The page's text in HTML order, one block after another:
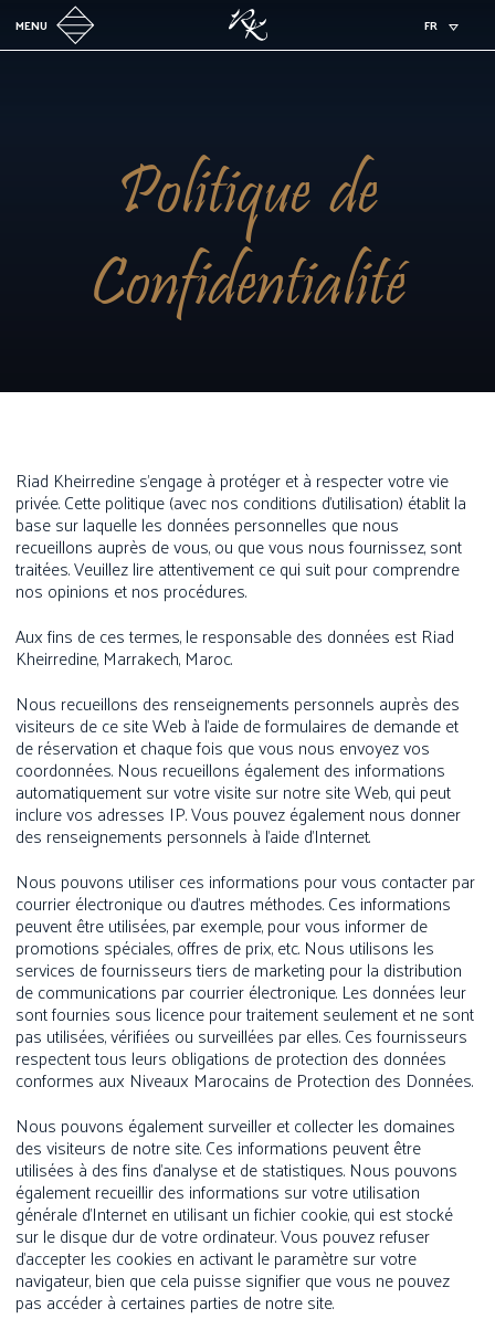
FR
MENU
Politique de
Confidentialité
Riad Kheirredine s’engage à protéger et à respecter votre vie
privée. Cette politique (avec nos conditions d’utilisation) établit la
base sur laquelle les données personnelles que nous
recueillons auprès de vous, ou que vous nous fournissez, sont
traitées. Veuillez lire attentivement ce qui suit pour comprendre
nos opinions et nos procédures.
Aux fins de ces termes, le responsable des données est Riad
Kheirredine, Marrakech, Maroc.
Nous recueillons des renseignements personnels auprès des
visiteurs de ce site Web à l’aide de formulaires de demande et
de réservation et chaque fois que vous nous envoyez vos
coordonnées. Nous recueillons également des informations
automatiquement sur votre visite sur notre site Web, qui peut
inclure vos adresses IP. Vous pouvez également nous donner
des renseignements personnels à l’aide d’Internet.
Nous pouvons utiliser ces informations pour vous contacter par
courrier électronique ou d’autres méthodes. Ces informations
peuvent être utilisées, par exemple, pour vous informer de
promotions spéciales, offres de prix, etc. Nous utilisons les
services de fournisseurs tiers de marketing pour la distribution
de communications par courrier électronique. Les données leur
sont fournies sous licence pour traitement seulement et ne sont
pas utilisées, vérifiées ou surveillées par elles. Ces fournisseurs
respectent tous leurs obligations de protection des données
conformes aux Niveaux Marocains de Protection des Données.
Nous pouvons également surveiller et collecter les domaines
des visiteurs de notre site. Ces informations peuvent être
utilisées à des fins d’analyse et de statistiques. Nous pouvons
également recueillir des informations sur votre utilisation
générale d’Internet en utilisant un fichier cookie, qui est stocké
sur le disque dur de votre ordinateur. Vous pouvez refuser
d’accepter les cookies en activant le paramètre sur votre
navigateur, bien que cela puisse signifier que vous ne pouvez
pas accéder à certaines parties de notre site.